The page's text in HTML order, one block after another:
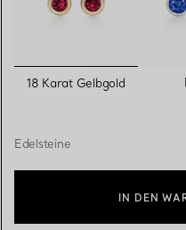
ausgewählt
18 Karat Gelbgold
Edelsteine
IN DEN